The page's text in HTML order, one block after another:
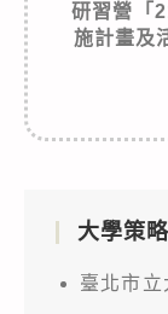
研習營「
施計畫及
大學策
臺北市立